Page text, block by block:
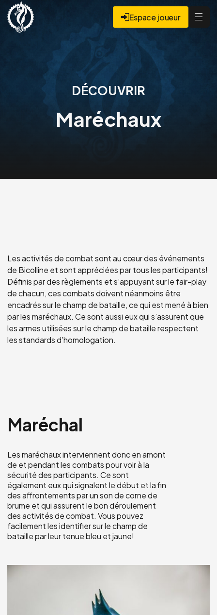
Espace joueur
DÉCOUVRIR
Maréchaux
Les activités de combat sont au cœur des événements
de Bicolline et sont appréciées par tous les participants!
Définis par des règlements et s’appuyant sur le fair-play
de chacun, ces combats doivent néanmoins être
encadrés sur le champ de bataille, ce qui est mené à bien
par les maréchaux. Ce sont aussi eux qui s’assurent que
les armes utilisées sur le champ de bataille respectent
les standards d’homologation.
Maréchal
Les maréchaux interviennent donc en amont
de et pendant les combats pour voir à la
sécurité des participants. Ce sont
également eux qui signalent le début et la fin
des affrontements par un son de corne de
brume et qui assurent le bon déroulement
des activités de combat. Vous pouvez
facilement les identifier sur le champ de
bataille par leur tenue bleu et jaune!